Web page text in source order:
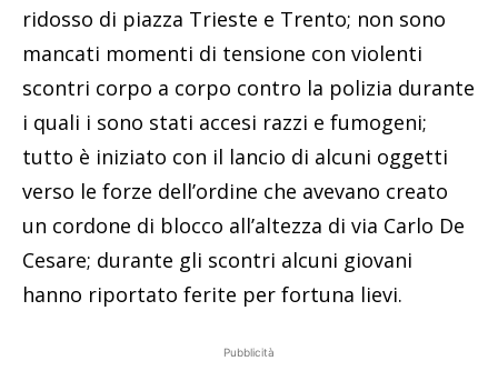
ridosso di piazza Trieste e Trento; non sono
mancati momenti di tensione con violenti
scontri corpo a corpo contro la polizia durante
i quali i sono stati accesi razzi e fumogeni;
tutto è iniziato con il lancio di alcuni oggetti
verso le forze dell’ordine che avevano creato
un cordone di blocco all’altezza di via Carlo De
Cesare; durante gli scontri alcuni giovani
hanno riportato ferite per fortuna lievi.
Pubblicità